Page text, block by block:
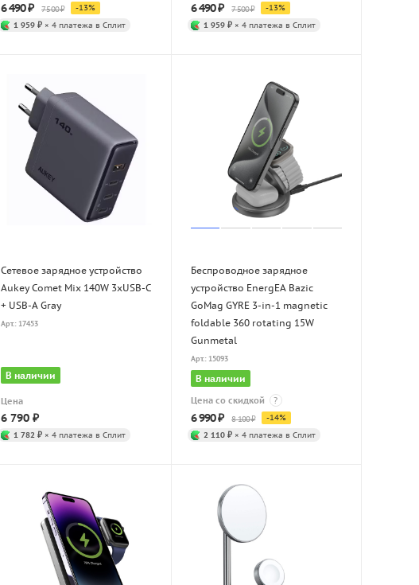
6 490₽ 7 500₽ -13%
1 959 ₽× 4 платежа в Сплит
6 490₽ 7 500₽ -13%
1 959 ₽× 4 платежа в Сплит
Cетевое зарядное устройство
Aukey Comet Mix 140W 3xUSB-C
+ USB-A Gray
Арт.: 17453
В наличии
Цена
6 790₽
1 782 ₽× 4 платежа в Сплит
Беспроводное зарядное
устройство EnergEA Bazic
GoMag GYRE 3-in-1 magnetic
foldable 360 rotating 15W
Gunmetal
Арт.: 15093
В наличии
Цена со скидкой ?
6 990₽ 8 100₽ -14%
2 110 ₽× 4 платежа в Сплит